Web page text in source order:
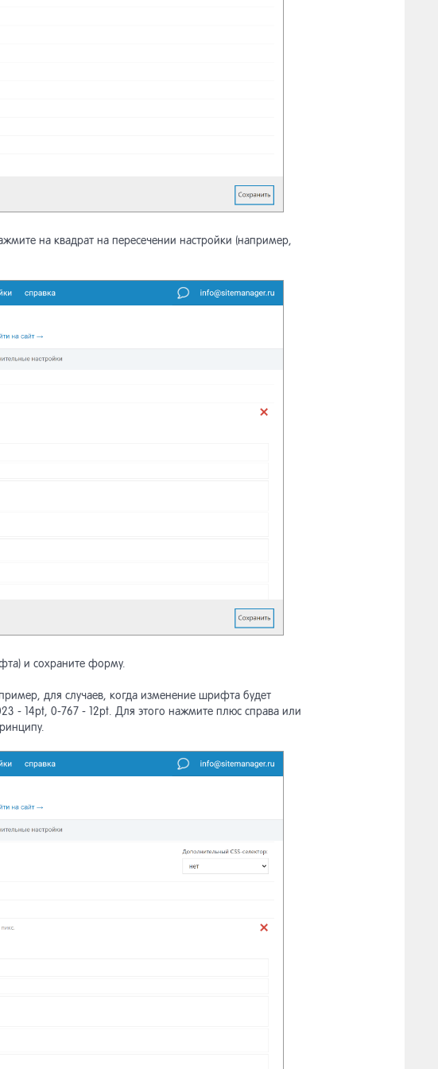
на квадрат на пересечении настройки (например,
и сохраните форму.
для случаев, когда изменение шрифта будет
- 14pt, 0-767 - 12pt. Для этого нажмите плюс справа или